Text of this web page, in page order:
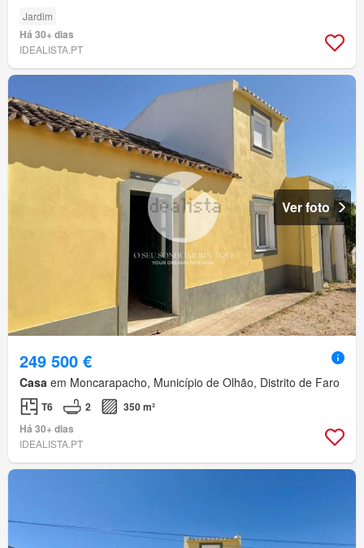
Jardim
Há 30+ dias
IDEALISTA.PT
Ver foto
249 500 €
Casa em Moncarapacho, Município de Olhão, Distrito de Faro
T6 2
350 m²
Há 30+ dias
IDEALISTA.PT